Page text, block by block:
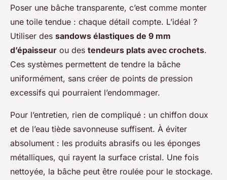
Poser une bâche transparente, c’est comme monter
une toile tendue : chaque détail compte. L’idéal ?
Utiliser des sandows élastiques de 9 mm
d’épaisseur ou des tendeurs plats avec crochets.
Ces systèmes permettent de tendre la bâche
uniformément, sans créer de points de pression
excessifs qui pourraient l’endommager.
Pour l’entretien, rien de compliqué : un chiffon doux
et de l’eau tiède savonneuse suffisent. À éviter
absolument : les produits abrasifs ou les éponges
métalliques, qui rayent la surface cristal. Une fois
nettoyée, la bâche peut être roulée pour le stockage.